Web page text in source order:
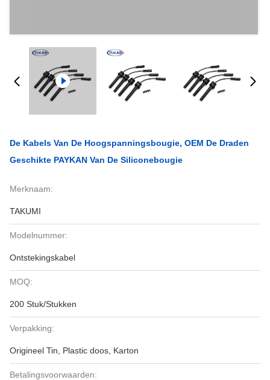
De Kabels Van De Hoogspanningsbougie, OEM De Draden
Geschikte PAYKAN Van De Siliconebougie
Merknaam:
TAKUMI
Modelnummer:
Ontstekingskabel
MOQ:
200 Stuk/Stukken
Verpakking:
Origineel Tin, Plastic doos, Karton
Betalingsvoorwaarden: